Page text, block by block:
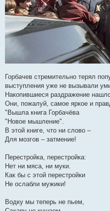
Горбачев стремительно терял
выступления уже не вызывали
Накопившиеся раздражение
Они, пожалуй, самое яркое и
"Вышла книга Горбачёва
"Новое мышление".
В этой книге, что ни слово –
Для мозгов – затмение!
Перестройка, перестройка:
Нет ни мяса, ни муки.
Как бы с этой перестройки
Не ослабли мужики!
Водку мы теперь не пьем,